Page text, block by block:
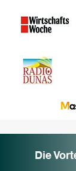
Die